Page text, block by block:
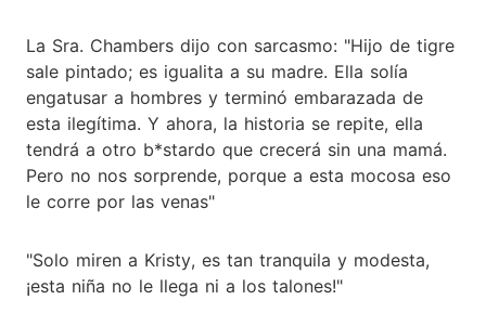
La Sra. Chambers dijo con sarcasmo: "Hijo de tigre
sale pintado; es igualita a su madre. Ella solía
engatusar a hombres y terminó embarazada de
esta ilegítima. Y ahora, la historia se repite, ella
tendrá a otro b*stardo que crecerá sin una mamá.
Pero no nos sorprende, porque a esta mocosa eso
le corre por las venas"
"Solo miren a Kristy, es tan tranquila y modesta,
¡esta niña no le llega ni a los talones!"